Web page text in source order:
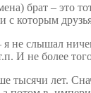
брат – это
с которым
я не слышал
И не более
тысячи лет.